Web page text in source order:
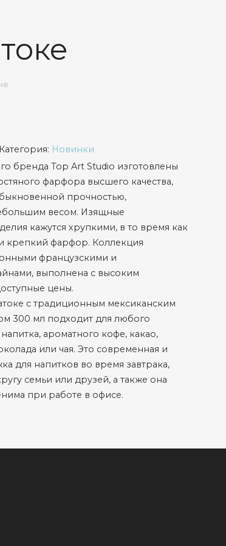
Категория: Новинки
бренда Top Art Studio изготовлены
фарфора высшего качества,
прочностью,
весом. Изящные
кажутся хрупкими, в то время как
крепкий фарфор. Коллекция
французскими и
выполнена с высоким
цены.
с традиционным мексиканским
300 мл подходит для любого
ароматного кофе, какао,
или чая. Это современная и
для напитков во время завтрака,
семьи или друзей, а также она
при работе в офисе.